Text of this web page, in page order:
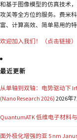
和基于图像模型的仿真技术
攻关等全方位的服务。费米
富、计算高效、简单易用的
欢迎加入我们！（点击链接）
最近更新
从单轴到双轴：电势驱动下
(Nano Research 2026) 2026年
QuantumATK 低维电子材料
面外极化增强的亚 5 nm